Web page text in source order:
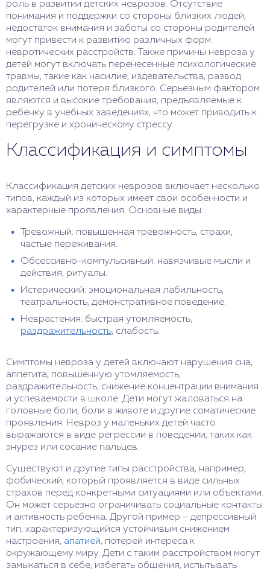
роль в развитии детских неврозов. Отсутствие
понимания и поддержки со стороны близких людей,
недостаток внимания и заботы со стороны родителей
могут привести к развитию различных форм
невротических расстройств. Также причины невроза у
детей могут включать перенесенные психологические
травмы, такие как насилие, издевательства, развод
родителей или потеря близкого. Серьезным фактором
являются и высокие требования, предъявляемые к
ребенку в учебных заведениях, что может приводить к
перегрузке и хроническому стрессу.
Классификация и симптомы
Классификация детских неврозов включает несколько
типов, каждый из которых имеет свои особенности и
характерные проявления. Основные виды:
Тревожный: повышенная тревожность, страхи,
частые переживания.
Обсессивно-компульсивный: навязчивые мысли и
действия, ритуалы.
Истерический: эмоциональная лабильность,
театральность, демонстративное поведение.
Неврастения: быстрая утомляемость,
раздражительность, слабость.
Симптомы невроза у детей включают нарушения сна,
аппетита, повышенную утомляемость,
раздражительность, снижение концентрации внимания
и успеваемости в школе. Дети могут жаловаться на
головные боли, боли в животе и другие соматические
проявления. Невроз у маленьких детей часто
выражаются в виде регрессии в поведении, таких как
энурез или сосание пальцев.
Существуют и другие типы расстройства, например,
фобический, который проявляется в виде сильных
страхов перед конкретными ситуациями или объектами.
Он может серьезно ограничивать социальные контакты
и активность ребенка. Другой пример – депрессивный
тип, характеризующийся устойчивым снижением
настроения, апатией, потерей интереса к
окружающему миру. Дети с таким расстройством могут
замыкаться в себе, избегать общения, испытывать